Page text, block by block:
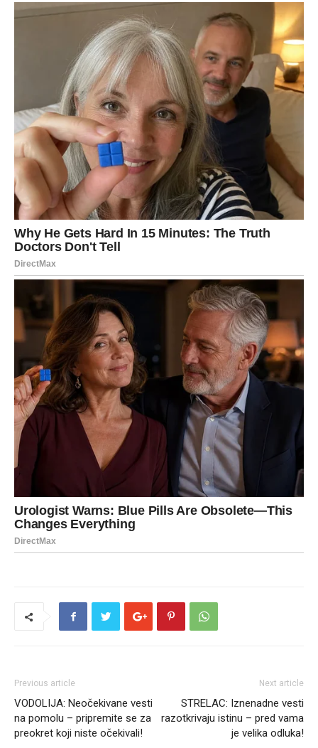
Previous article
VODOLIJA: Neočekivane vesti
na pomolu – pripremite se za
preokret koji niste očekivali!
Next article
STRELAC: Iznenadne vesti
razotkrivaju istinu – pred vama
je velika odluka!